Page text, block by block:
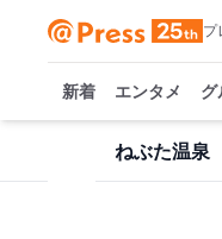
プ
新着 エンタメ グ
ねぶた温